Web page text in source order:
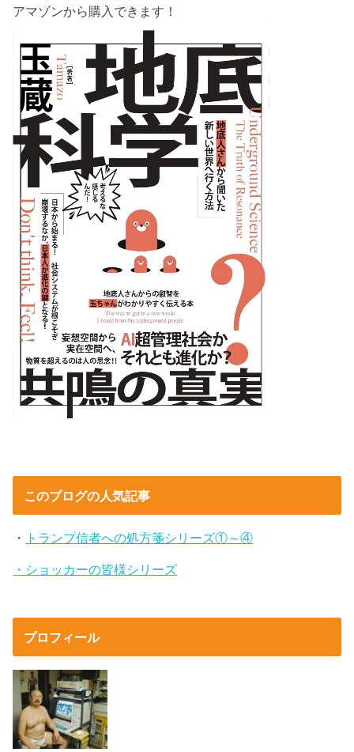
アマゾンから購入できます！
このブログの人気記事
・ トランプ信者への処方箋シリーズ①～④
・ショッカーの皆様シリーズ
プロフィール